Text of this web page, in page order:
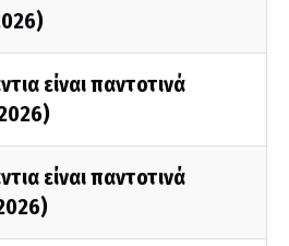
είναι παντοτινά
είναι παντοτινά